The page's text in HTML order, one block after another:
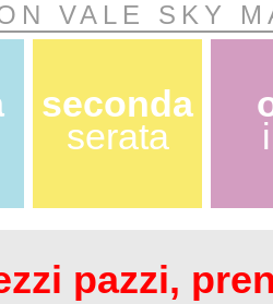
VALE SKY
seconda
serata
pazzi,